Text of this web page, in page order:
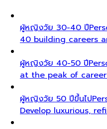
ผู้หญิงวัย 30-40 ปี
40 building careers
ผู้หญิงวัย 40-50 ปี
at the peak of
ผู้หญิงวัย 50 ปีขึ้นไป
Develop luxurious,